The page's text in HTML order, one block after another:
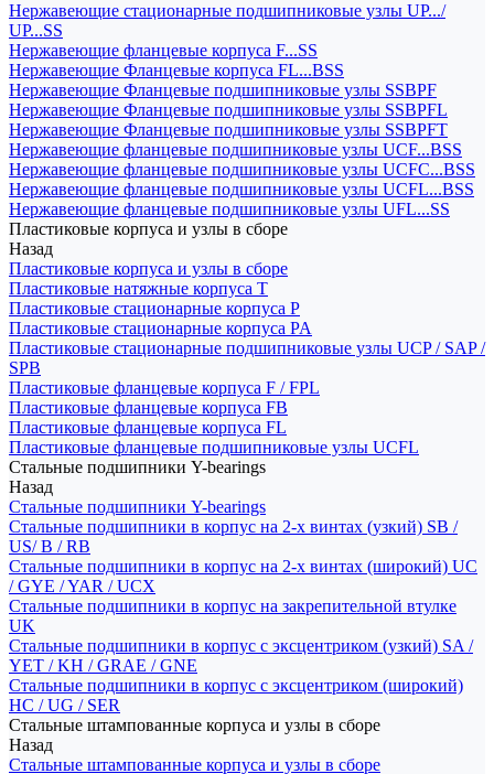
Нержавеющие стационарные подшипниковые узлы UP.../
UP...SS
Нержавеющие фланцевые корпуса F...SS
Нержавеющие Фланцевые корпуса FL...BSS
Нержавеющие Фланцевые подшипниковые узлы SSBPF
Нержавеющие Фланцевые подшипниковые узлы SSBPFL
Нержавеющие Фланцевые подшипниковые узлы SSBPFT
Нержавеющие фланцевые подшипниковые узлы UCF...BSS
Нержавеющие фланцевые подшипниковые узлы UCFC...BSS
Нержавеющие фланцевые подшипниковые узлы UCFL...BSS
Нержавеющие фланцевые подшипниковые узлы UFL...SS
Пластиковые корпуса и узлы в сборе
Назад
Пластиковые корпуса и узлы в сборе
Пластиковые натяжные корпуса T
Пластиковые стационарные корпуса P
Пластиковые стационарные корпуса PA
Пластиковые стационарные подшипниковые узлы UCP / SAP /
SPB
Пластиковые фланцевые корпуса F / FPL
Пластиковые фланцевые корпуса FB
Пластиковые фланцевые корпуса FL
Пластиковые фланцевые подшипниковые узлы UCFL
Стальные подшипники Y-bearings
Назад
Стальные подшипники Y-bearings
Стальные подшипники в корпус на 2-х винтах (узкий) SB /
US/ B / RB
Стальные подшипники в корпус на 2-х винтах (широкий) UC
/ GYE / YAR / UCX
Стальные подшипники в корпус на закрепительной втулке
UK
Стальные подшипники в корпус с эксцентриком (узкий) SA /
YET / KH / GRAE / GNE
Стальные подшипники в корпус с эксцентриком (широкий)
HC / UG / SER
Стальные штампованные корпуса и узлы в сборе
Назад
Стальные штампованные корпуса и узлы в сборе